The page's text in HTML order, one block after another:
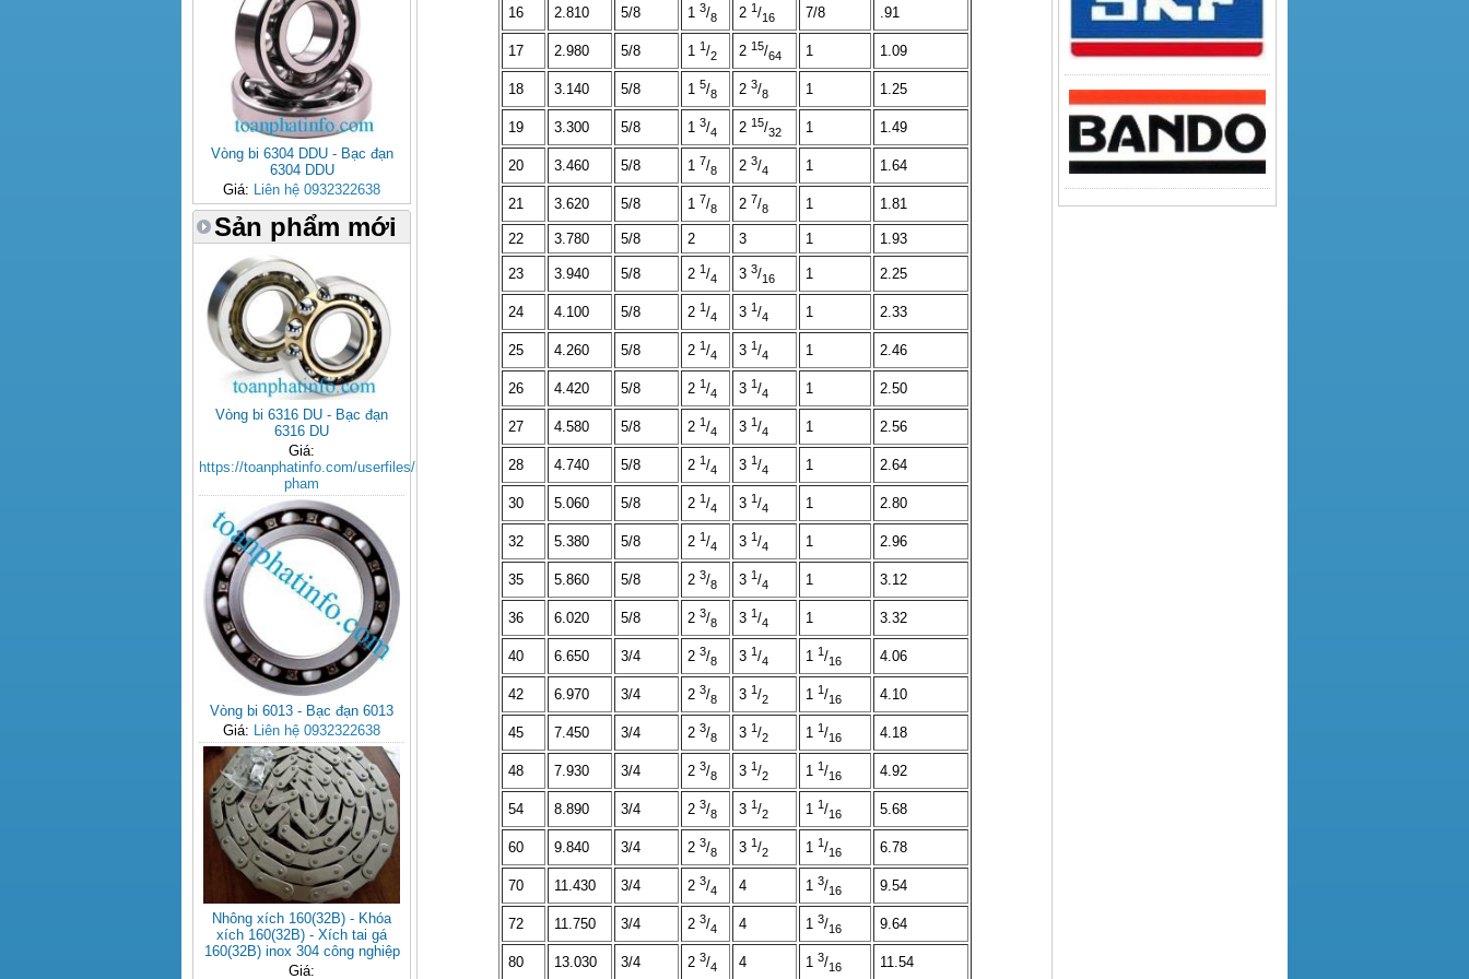
Vòng bi 6304 DDU - Bạc đạn
6304 DDU
Giá: Liên hệ 0932322638
Sản phẩm mới
Vòng bi 6316 DU - Bạc đạn
6316 DU
Giá:
https://toanphatinfo.com/userfiles/images/san-
pham
Vòng bi 6013 - Bạc đạn 6013
Giá:
Liên hệ 0932322638
Nhông xích 160(32B) - Khóa
xích 160(32B) - Xích tai gá
160(32B) inox 304 công nghiệp
Giá:
16 2.810 5/8 1 3/8 2 1/16 7/8 .91
17 2.980 5/8 1 1/2 2 15/64 1 1.09
18 3.140 5/8 1 5/8 2 3/8 1 1.25
19 3.300 5/8 1 3/4 2 15/32 1 1.49
20 3.460 5/8 1 7/8 2 3/4 1 1.64
21 3.620 5/8 1 7/8 2 7/8 1 1.81
22 3.780 5/8 2 3 1 1.93
23 3.940 5/8 2 1/4 3 3/16 1 2.25
24 4.100 5/8 2 1/4 3 1/4 1 2.33
25 4.260 5/8 2 1/4 3 1/4 1 2.46
26 4.420 5/8 2 1/4 3 1/4 1 2.50
27 4.580 5/8 2 1/4 3 1/4 1 2.56
28 4.740 5/8 2 1/4 3 1/4 1 2.64
30 5.060 5/8 2 1/4 3 1/4 1 2.80
32 5.380 5/8 2 1/4 3 1/4 1 2.96
35 5.860 5/8 2 3/8 3 1/4 1 3.12
36 6.020 5/8 2 3/8 3 1/4 1 3.32
40 6.650 3/4 2 3/8 3 1/4 1 1/16 4.06
42 6.970 3/4 2 3/8 3 1/2 1 1/16 4.10
45 7.450 3/4 2 3/8 3 1/2 1 1/16 4.18
48 7.930 3/4 2 3/8 3 1/2 1 1/16 4.92
54 8.890 3/4 2 3/8 3 1/2 1 1/16 5.68
60 9.840 3/4 2 3/8 3 1/2 1 1/16 6.78
70 11.430 3/4 2 3/4 4 1 3/16 9.54
72 11.750 3/4 2 3/4 4 1 3/16 9.64
80 13.030 3/4 2 3/4 4 1 3/16 11.54